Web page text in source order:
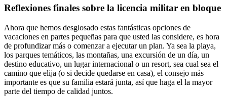
Reflexiones finales sobre la licencia militar en bloque
Ahora que hemos desglosado estas fantásticas opciones de
vacaciones en partes pequeñas para que usted las considere, es hora
de profundizar más o comenzar a ejecutar un plan. Ya sea la playa,
los parques temáticos, las montañas, una excursión de un día, un
destino educativo, un lugar internacional o un resort, sea cual sea el
camino que elija (o si decide quedarse en casa), el consejo más
importante es que su familia estará junta, así que haga el la mayor
parte del tiempo de calidad juntos.